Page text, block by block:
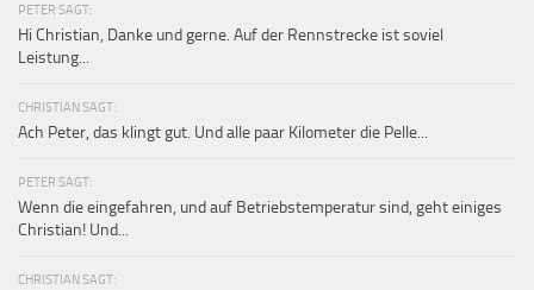
PETER SAGT:
Hi Christian, Danke und gerne. Auf der Rennstrecke ist soviel
Leistung...
CHRISTIAN SAGT:
Ach Peter, das klingt gut. Und alle paar Kilometer die Pelle...
PETER SAGT:
Wenn die eingefahren, und auf Betriebstemperatur sind, geht einiges
Christian! Und...
CHRISTIAN SAGT: